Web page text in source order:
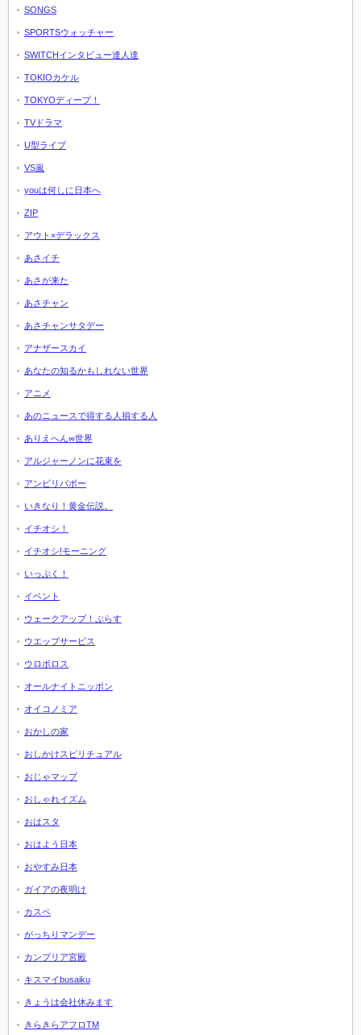
SONGS
SPORTSウォッチャー
SWITCHインタビュー達人達
TOKIOカケル
TOKYOディープ！
TVドラマ
U型ライブ
VS嵐
youは何しに日本へ
ZIP
アウト×デラックス
あさイチ
あさが来た
あさチャン
あさチャンサタデー
アナザースカイ
あなたの知るかもしれない世界
アニメ
あのニュースで得する人損する人
ありえへん∞世界
アルジャーノンに花束を
アンビリバボー
いきなり！黄金伝説。
イチオシ！
イチオシ!モーニング
いっぷく！
イベント
ウェークアップ！ぷらす
ウエッブサービス
ウロボロス
オールナイトニッポン
オイコノミア
おかしの家
おしかけスピリチュアル
おじゃマップ
おしゃれイズム
おはスタ
おはよう日本
おやすみ日本
ガイアの夜明け
カスペ
がっちりマンデー
カンブリア宮殿
キスマイbusaiku
きょうは会社休みます
きらきらアフロTM